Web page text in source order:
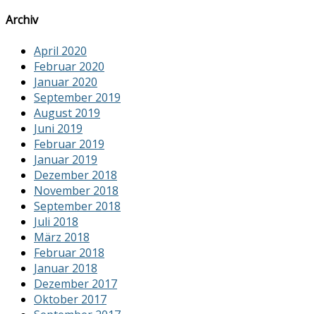
Archiv
April 2020
Februar 2020
Januar 2020
September 2019
August 2019
Juni 2019
Februar 2019
Januar 2019
Dezember 2018
November 2018
September 2018
Juli 2018
März 2018
Februar 2018
Januar 2018
Dezember 2017
Oktober 2017